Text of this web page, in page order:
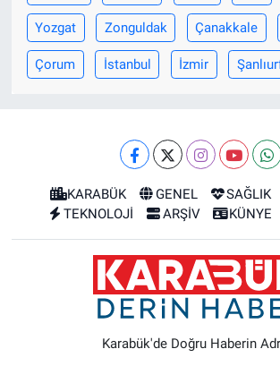
Yozgat Zonguldak Çanakkale
Çorum İstanbul İzmir
KARABÜK GENEL SAĞLIK
TEKNOLOJİ
ARŞİV KÜNYE
Karabük'de Doğru Haberin